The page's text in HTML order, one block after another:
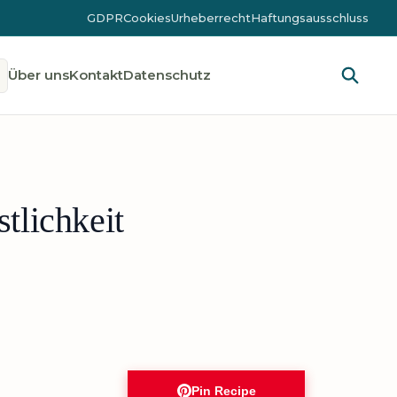
GDPRCookiesUrheberrechtHaftungsausschluss
Über unsKontaktDatenschutz
Pin Recipe